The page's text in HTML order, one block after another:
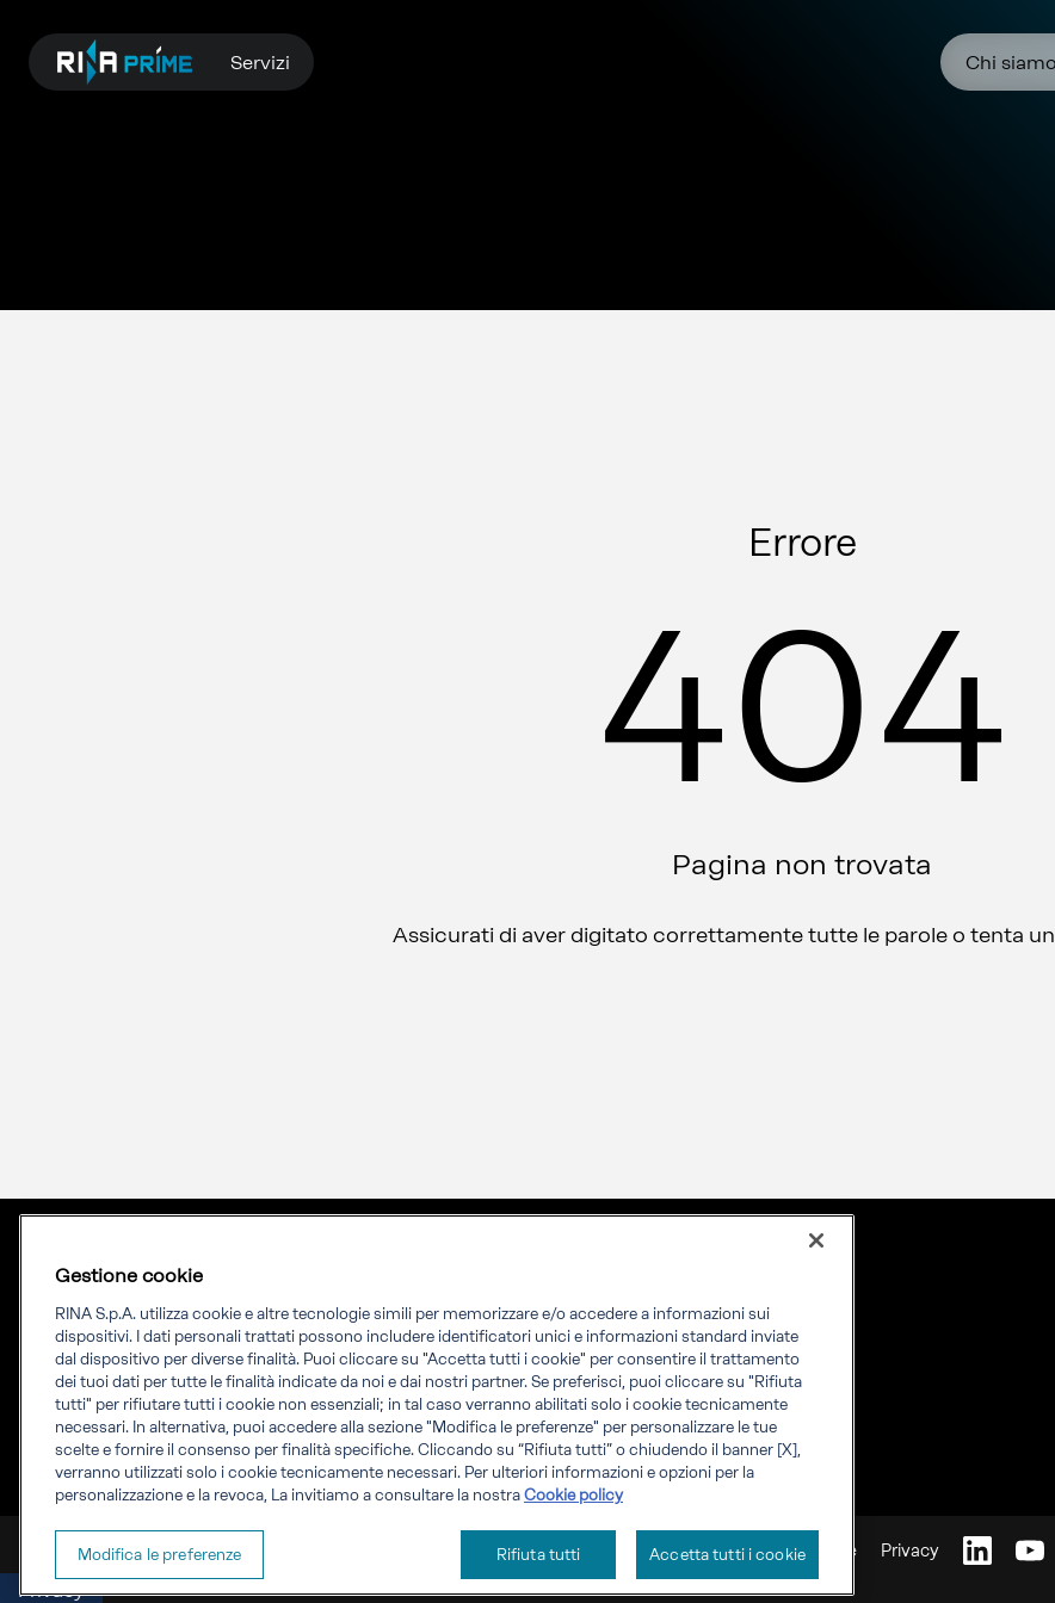
Servizi Chi siamo
Errore
404
Pagina non trovata
Assicurati di aver digitato correttamente tutte le parole o tenta
Priming your future
RINA Prime supporta i propri clienti nella
transizione verso un futuro più evoluto e
sostenibile
RINA Prime Value Services S.p.A. P.IVA IT 09587170961 Cookie Privacy
Privacy
Gestione cookie
RINA S.p.A. utilizza cookie e altre tecnologie simili per memorizzare e/o accedere a informazioni sui
dispositivi. I dati personali trattati possono includere identificatori unici e informazioni standard inviate
dal dispositivo per diverse finalità. Puoi cliccare su "Accetta tutti i cookie" per consentire il trattamento
dei tuoi dati per tutte le finalità indicate da noi e dai nostri partner. Se preferisci, puoi cliccare su "Rifiuta
tutti" per rifiutare tutti i cookie non essenziali; in tal caso verranno abilitati solo i cookie tecnicamente
necessari. In alternativa, puoi accedere alla sezione "Modifica le preferenze" per personalizzare le tue
scelte e fornire il consenso per finalità specifiche. Cliccando su “Rifiuta tutti” o chiudendo il banner [X],
verranno utilizzati solo i cookie tecnicamente necessari. Per ulteriori informazioni e opzioni per la
personalizzazione e la revoca, La invitiamo a consultare la nostra Cookie policy
Modifica le preferenze Rifiuta tutti Accetta tutti i cookie